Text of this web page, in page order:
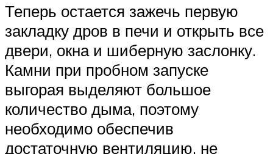
Теперь остается зажечь первую
закладку дров в печи и открыть все
двери, окна и шиберную заслонку.
Камни при пробном запуске
выгорая выделяют большое
количество дыма, поэтому
необходимо обеспечив
достаточную вентиляцию, не